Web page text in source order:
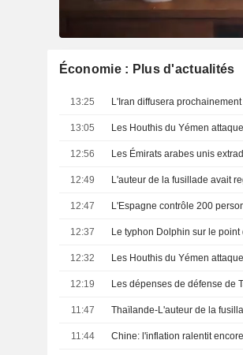
Économie : Plus d'actualités
13:25 L'Iran diffusera
13:05 Les Houthis du Yémen
12:56
12:49 L'auteur de la fusillade avait
12:47 L'Espagne contrôle 200
12:37 Le typhon Dolphin sur le
12:32
12:19
11:47
11:44 Chine: l'inflation ralentit